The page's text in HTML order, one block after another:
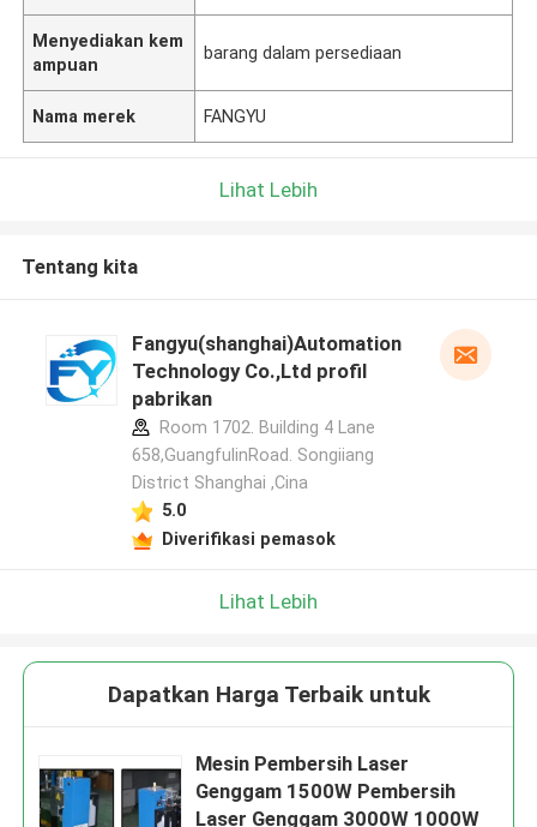
Menyediakan kem
ampuan
barang dalam persediaan
Nama merek FANGYU
Lihat Lebih
Tentang kita
Fangyu(shanghai)Automation
Technology Co.,Ltd profil
pabrikan
Room 1702. Building 4 Lane
658,GuangfulinRoad. Songiiang
District Shanghai ,Cina
5.0
Diverifikasi pemasok
Lihat Lebih
Dapatkan Harga Terbaik untuk
Mesin Pembersih Laser
Genggam 1500W Pembersih
Laser Genggam 3000W 1000W